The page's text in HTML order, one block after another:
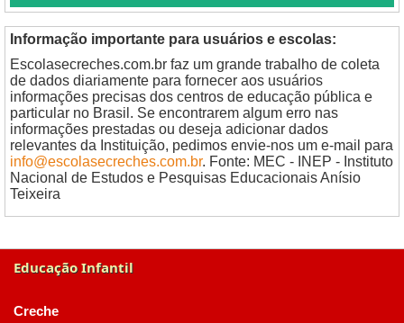
Informação importante para usuários e escolas:
Escolasecreches.com.br faz um grande trabalho de coleta
de dados diariamente para fornecer aos usuários
informações precisas dos centros de educação pública e
particular no Brasil. Se encontrarem algum erro nas
informações prestadas ou deseja adicionar dados
relevantes da Instituição, pedimos envie-nos um e-mail para
info@escolasecreches.com.br. Fonte: MEC - INEP - Instituto
Nacional de Estudos e Pesquisas Educacionais Anísio
Teixeira
Educação Infantil
Creche